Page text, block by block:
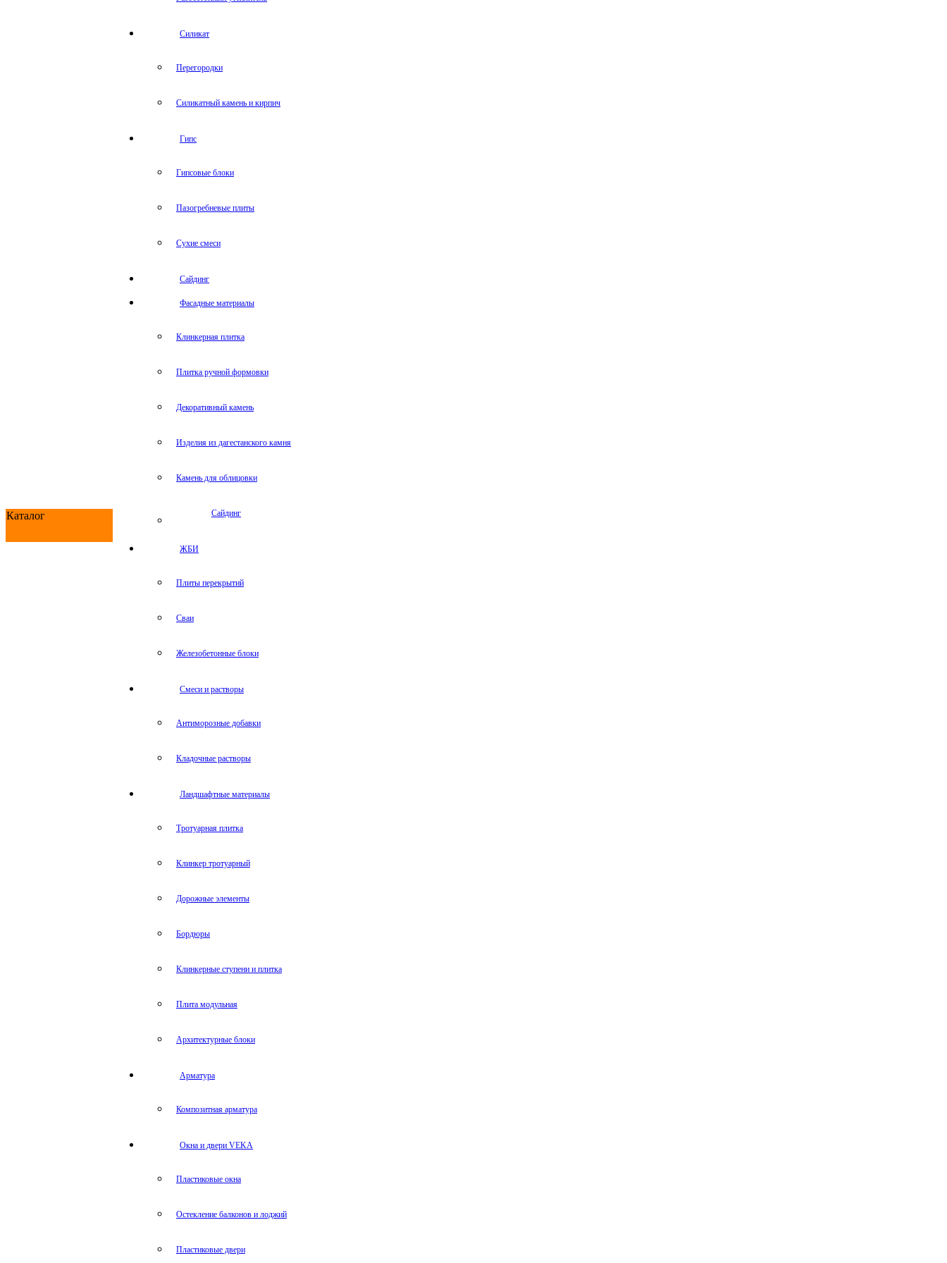
Каталог
Силикат
Перегородки
Силикатный камень и кирпич
Гипс
Гипсовые блоки
Пазогребневые плиты
Сухие смеси
Сайдинг
Фасадные материалы
Клинкерная плитка
Плитка ручной формовки
Декоративный камень
Изделия из дагестанского камня
Камень для облицовки
Сайдинг
ЖБИ
Плиты перекрытий
Сваи
Железобетонные блоки
Cмеси и растворы
Антиморозные добавки
Кладочные растворы
Ландшафтные материалы
Тротуарная плитка
Клинкер тротуарный
Дорожные элементы
Бордюры
Клинкерные ступени и плитка
Плита модульная
Архитектурные блоки
Арматура
Композитная арматура
Окна и двери VEKA
Пластиковые окна
Остекление балконов и лоджий
Пластиковые двери